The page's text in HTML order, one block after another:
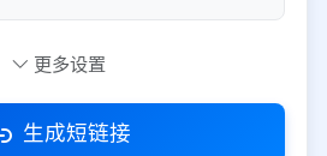
更多设置
生成短链接